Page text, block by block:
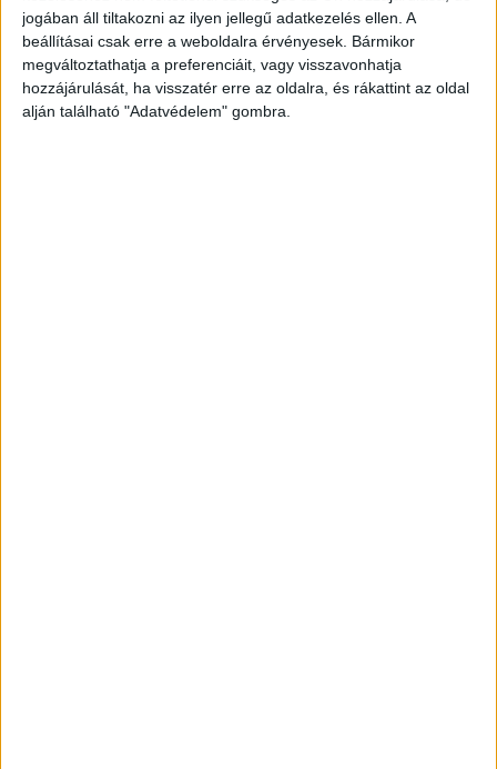
jogában áll tiltakozni az ilyen jellegű adatkezelés ellen. A
beállításai csak erre a weboldalra érvényesek. Bármikor
megváltoztathatja a preferenciáit, vagy visszavonhatja
hozzájárulását, ha visszatér erre az oldalra, és rákattint az oldal
alján található "Adatvédelem" gombra.
A legfontosabb ökölszabály, hogy a szabad vizek
jegére csak akkor lehet lépni, ha az kellő
szilárdságú, nem olvad, nem mozog. Vagyis a jég
legalább 10 cm vastag, de inkább több. Ha ez a